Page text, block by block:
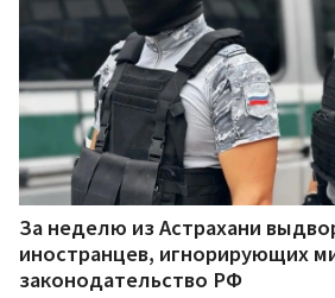
За неделю из Астрахани
иностранцев, игнорирующих
законодательство РФ